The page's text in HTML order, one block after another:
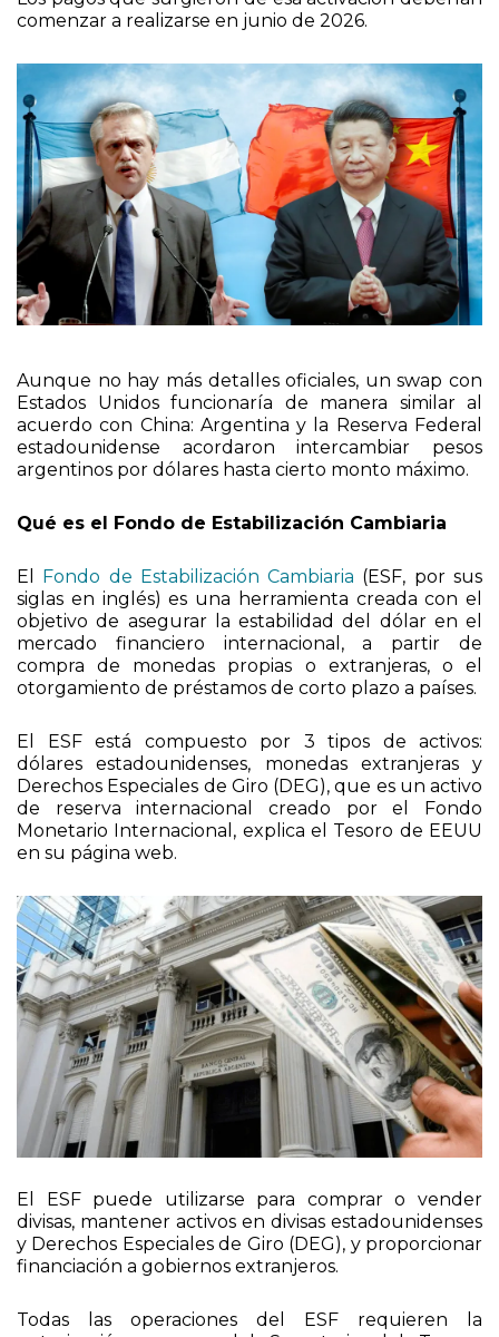
Aunque no hay más detalles oficiales, un swap con
Estados Unidos funcionaría de manera similar al
estadounidense acordaron intercambiar pesos
argentinos por dólares hasta cierto monto máximo.
Qué es el Fondo de Estabilización Cambiaria
siglas en inglés) es una herramienta creada con el
mercado financiero internacional, a partir de
compra de monedas propias o extranjeras, o el
otorgamiento de préstamos de corto plazo a países.
El ESF está compuesto por 3 tipos de activos:
dólares estadounidenses, monedas extranjeras y
de reserva internacional creado por el Fondo
Monetario Internacional, explica el Tesoro de EEUU
en su página web.
El ESF puede utilizarse para comprar o vender
divisas, mantener activos en divisas estadounidenses
financiación a gobiernos extranjeros.
Todas las operaciones del ESF requieren la
autorización expresa del Secretario del Tesoro,
los recursos del ESF.